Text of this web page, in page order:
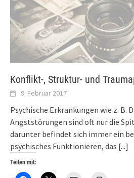
Konflikt-, Struktur- und
9. Februar 2017
Psychische Erkrankungen wie z. B.
Angststörungen sind oft nur die
darunter befindet sich immer ein
psychisches Funktionieren, das [...]
Teilen mit: